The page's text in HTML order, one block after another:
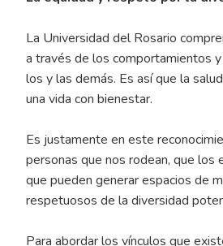
La Universidad del Rosario
a través de los comportamientos
los y las demás. Es así que la
una vida con bienestar.
Es justamente en este
personas que nos rodean, que
que pueden generar espacios de
respetuosos de la diversidad
Para abordar los vínculos que